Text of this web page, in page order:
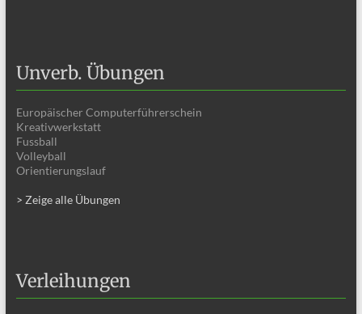
Unverb. Übungen
Europäischer Computerführerschein
Kreativwerkstatt
Fussball
Volleyball
Orientierungslauf
> Zeige alle Übungen
Verleihungen